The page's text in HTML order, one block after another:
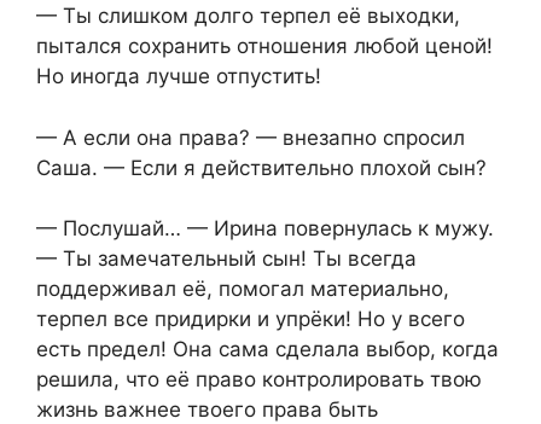
— Ты слишком долго терпел её выходки,
пытался сохранить отношения любой ценой!
Но иногда лучше отпустить!
— А если она права? — внезапно спросил
Саша. — Если я действительно плохой сын?
— Послушай… — Ирина повернулась к мужу.
— Ты замечательный сын! Ты всегда
поддерживал её, помогал материально,
терпел все придирки и упрёки! Но у всего
есть предел! Она сама сделала выбор, когда
решила, что её право контролировать твою
жизнь важнее твоего права быть